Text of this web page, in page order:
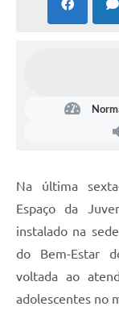
Na última
Espaço da
instalado na
do Bem-Estar
voltada ao
adolescentes no